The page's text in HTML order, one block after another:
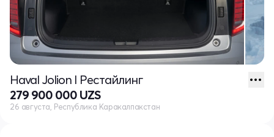
Haval Jolion I Рестайлинг
279 900 000 UZS
26 августа, Республика Каракалпакстан